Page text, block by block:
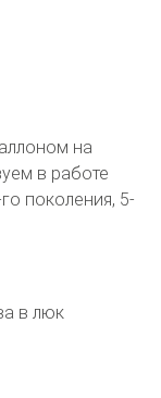
на
в работе
поколения, 5-
в люк